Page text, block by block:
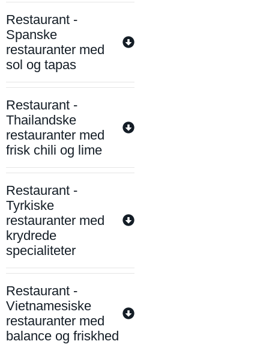
Restaurant -
Spanske
restauranter med
sol og tapas
Restaurant -
Thailandske
restauranter med
frisk chili og lime
Restaurant -
Tyrkiske
restauranter med
krydrede
specialiteter
Restaurant -
Vietnamesiske
restauranter med
balance og friskhed